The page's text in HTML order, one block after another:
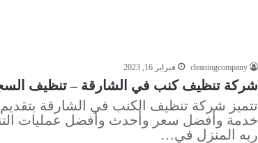
cleaningcompany فبراير 16, 2023
شركة تنظيف كنب في الشارقة – تنظيف السجاد
تتميز شركة تنظيف الكنب في الشارقة
خدمة وأفضل سعر وأحدث وأفضل عمليات
ربه المنزل في…